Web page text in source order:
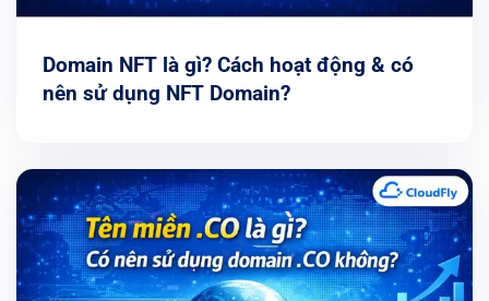
Domain NFT là gì? Cách hoạt động & có
nên sử dụng NFT Domain?